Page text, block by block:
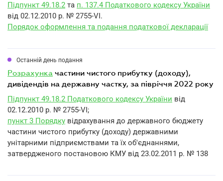
Підпункт 49.18.2 та п. 137.4 Податкового кодексу України
від 02.12.2010 р. № 2755-VI.
Порядок оформлення та подання податкової декларації
Останній день подання
розрахунка частини чистого прибутку (доходу),
дивідендів на державну частку, за півріччя 2022 року
Підпункт 49.18.2 Податкового кодексу України від
02.12.2010 р. № 2755-VI;
пункт 3 Порядку відрахування до державного бюджету
частини чистого прибутку (доходу) державними
унітарними підприємствами та їх об'єднаннями,
затвердженого постановою КМУ від 23.02.2011 р. № 138